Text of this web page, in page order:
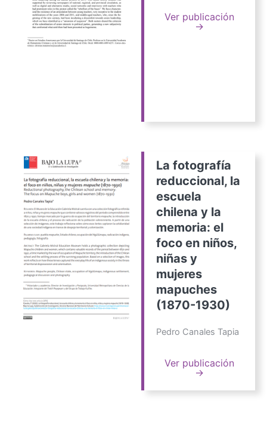
Ver publicación
→
La fotografía
reduccional, la
escuela
chilena y la
memoria: el
foco en niños,
niñas y
mujeres
mapuches
(1870-1930)
Pedro Canales Tapia
Ver publicación
→